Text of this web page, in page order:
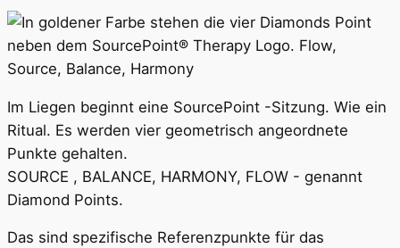
Im Liegen beginnt eine SourcePoint -Sitzung. Wie ein
Ritual. Es werden vier geometrisch angeordnete
Punkte gehalten.
SOURCE , BALANCE, HARMONY, FLOW - genannt
Diamond Points.
Das sind spezifische Referenzpunkte für das